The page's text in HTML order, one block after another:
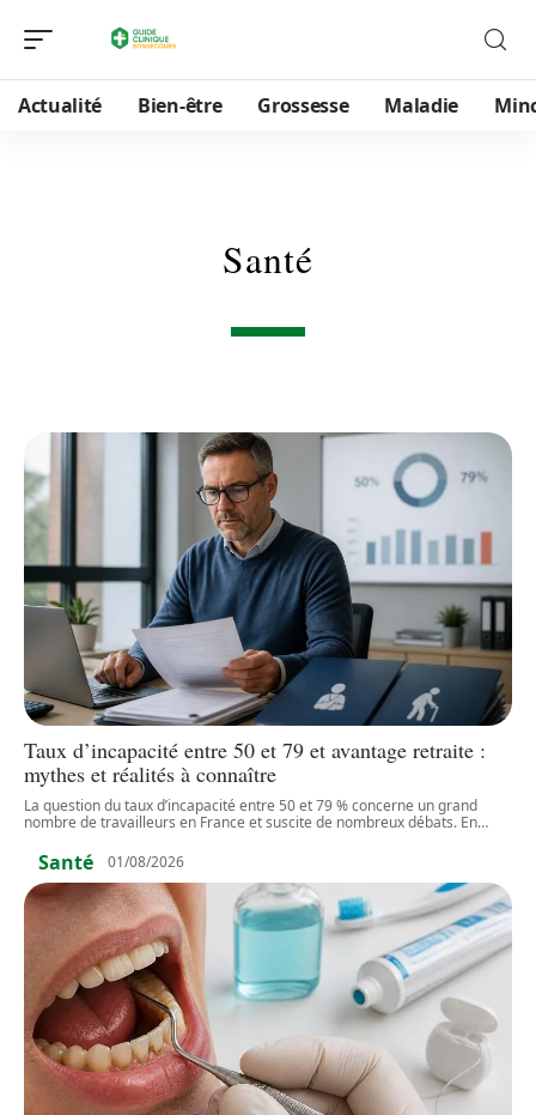
Actualité Bien-être Grossesse Maladie
Santé
Taux d’incapacité entre 50 et 79 et avantage retraite :
mythes et réalités à connaître
La question du taux d’incapacité entre 50 et 79 % concerne un grand
nombre de travailleurs en France et suscite de nombreux débats. En…
Santé 01/08/2026